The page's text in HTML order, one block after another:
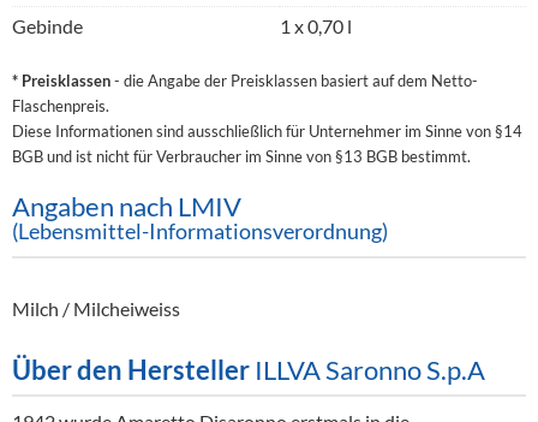
Gebinde
1 x 0,70 l
* Preisklassen- die Angabe der Preisklassen basiert auf dem Netto-
Flaschenpreis.
Diese Informationen sind ausschließlich für Unternehmer im Sinne von §14
BGB und ist nicht für Verbraucher im Sinne von §13 BGB bestimmt.
Angaben nach LMIV
(Lebensmittel-Informationsverordnung)
Milch / Milcheiweiss
Über den Hersteller ILLVA Saronno S.p.A